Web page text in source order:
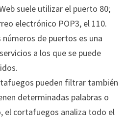
suele utilizar el puerto 80;
electrónico POP3, el 110.
de puertos es una
a los que se puede
pueden filtrar también
determinadas palabras o
el cortafuegos analiza todo el